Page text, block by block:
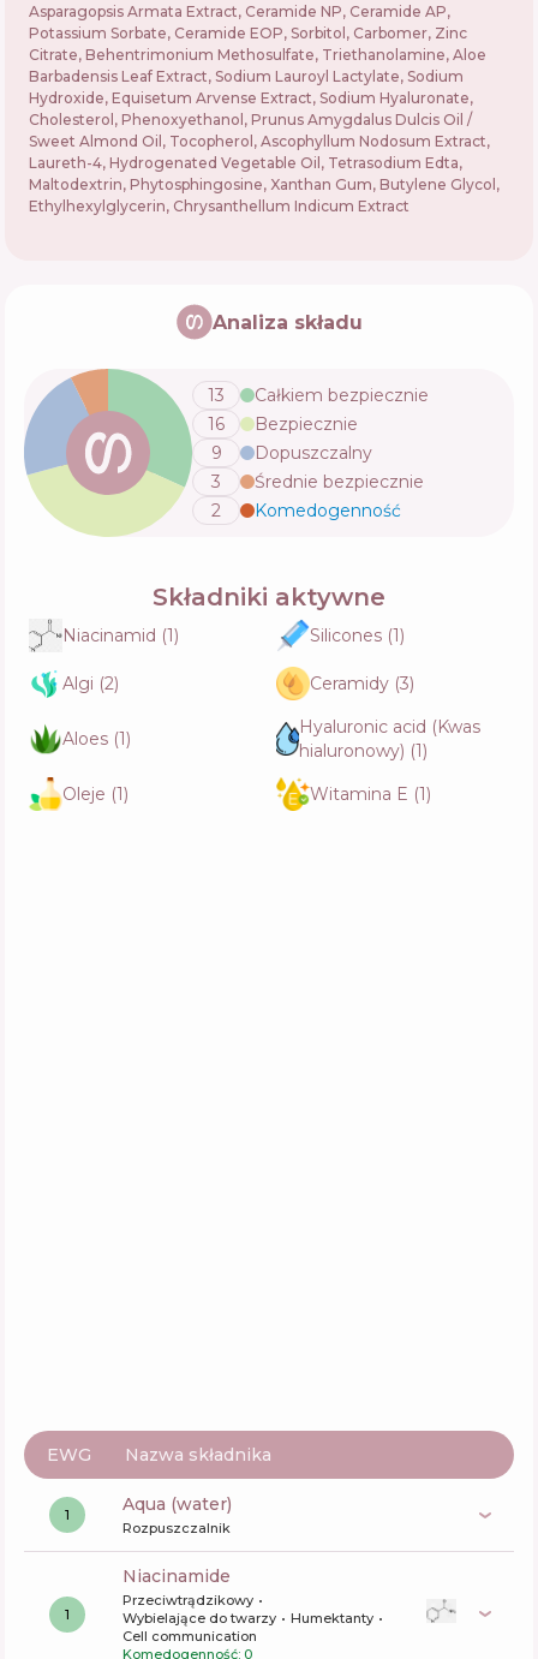
Asparagopsis Armata Extract, Ceramide NP, Ceramide AP,
Potassium Sorbate, Ceramide EOP, Sorbitol, Carbomer, Zinc
Citrate, Behentrimonium Methosulfate, Triethanolamine, Aloe
Barbadensis Leaf Extract, Sodium Lauroyl Lactylate, Sodium
Hydroxide, Equisetum Arvense Extract, Sodium Hyaluronate,
Cholesterol, Phenoxyethanol, Prunus Amygdalus Dulcis Oil /
Sweet Almond Oil, Tocopherol, Ascophyllum Nodosum Extract,
Laureth-4, Hydrogenated Vegetable Oil, Tetrasodium Edta,
Maltodextrin, Phytosphingosine, Xanthan Gum, Butylene Glycol,
Ethylhexylglycerin, Chrysanthellum Indicum Extract
Analiza składu
13
Całkiem bezpiecznie
16
Bezpiecznie
9
Dopuszczalny
3
Średnie bezpiecznie
2
Komedogenność
Składniki aktywne
Niacinamid (1) Silicones (1)
Algi (2) Ceramidy (3)
Aloes (1)
Hyaluronic acid (Kwas
hialuronowy) (1)
Oleje (1) Witamina E (1)
EWG Nazwa składnika
1 aqua (water)
Rozpuszczalnik
1
niacinamide
Przeciwtrądzikowy
Wybielające do twarzy
Humektanty
Cell communication
Komedogenność: 0